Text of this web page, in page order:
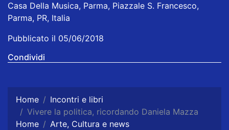
Casa Della Musica, Parma, Piazzale S. Francesco,
Parma, PR, Italia
Pubblicato il 05/06/2018
Condividi
Home
Incontri e libri
Vivere la politica, ricordando Daniela Mazza
Home
Arte, Cultura e news